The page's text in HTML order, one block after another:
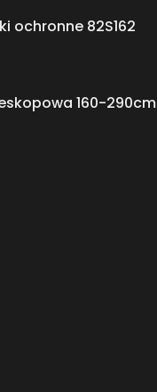
ochronne 82S162
160-290cm